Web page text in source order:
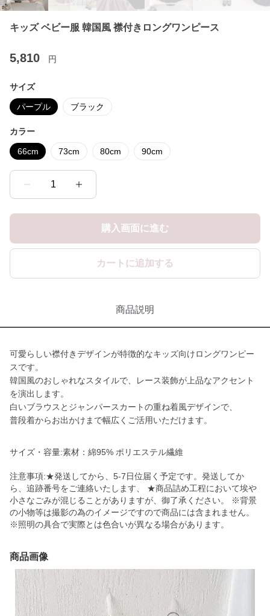
キッズ ベビー服 韓国風 襟付きロングワンピース
5,810 円
サイズ
パープル ブラック
カラー
66cm 73cm 80cm 90cm
1
購入画面に進む
カートに追加する
商品説明
可愛らしい襟付きデザインが特徴的なキッズ向けロングワンピー
スです。
韓国風のおしゃれなスタイルで、レース装飾が上品なアクセント
を演出します。
白いブラウスとジャンパースカートの重ね着風デザインで、
普段着からお出かけまで幅広くご活用いただけます。
サイズ・容量:素材：綿95% ポリエステル繊維
注意事項:★発送してから、5-7日位届く予定です。発送してか
ら、追跡番号をご連絡いたします、 ★商品詰め工程において埃や
小さなごみが混じることがありますが、御了承ください。 ※背景
の小物等は撮影の為のイメージですので商品には含まれません。
※照明の具合で実際とは色合いが異なる場合があります。
商品画像